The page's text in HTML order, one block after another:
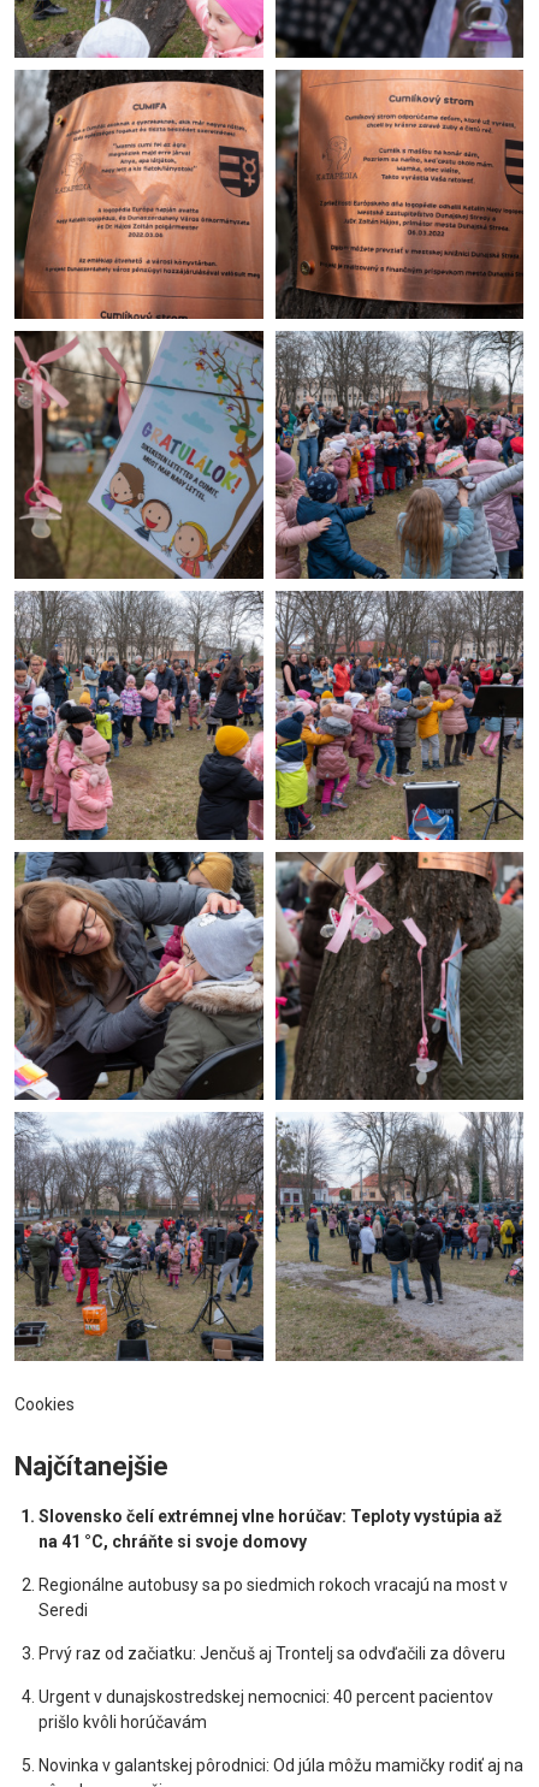
Cookies
Najčítanejšie
Slovensko čelí extrémnej vlne horúčav: Teploty vystúpia až
na 41 °C, chráňte si svoje domovy
Regionálne autobusy sa po siedmich rokoch vracajú na most v
Seredi
Prvý raz od začiatku: Jenčuš aj Trontelj sa odvďačili za dôveru
Urgent v dunajskostredskej nemocnici: 40 percent pacientov
prišlo kvôli horúčavám
Novinka v galantskej pôrodnici: Od júla môžu mamičky rodiť aj na